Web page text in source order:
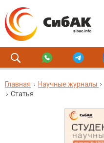
Главная Научные журналы
Статья